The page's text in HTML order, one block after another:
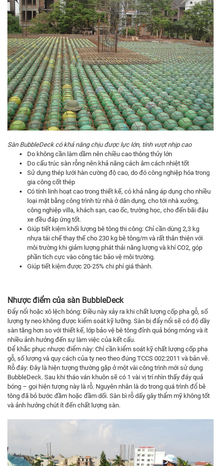
Sàn BubbleDeck có khả năng chịu được lực lớn, tính vượt nhịp cao
Do không cần làm dầm nên chiều cao thông thủy lớn
Do cấu trúc sàn rỗng nên khả năng cách âm cách nhiệt tốt
Sử dụng thép lưới hàn cường độ cao, do đó công nghiệp hóa trong
gia công cốt thép
Có tính linh hoạt cao trong thiết kế, có khả năng áp dụng cho nhiều
loại mặt bằng công trình từ nhà ở dân dụng, cho tới nhà xưởng,
công nghiệp villa, khách sạn, cao ốc, trường học, cho đến bãi đậu
xe đều đáp ứng tốt.
Giúp tiết kiệm khối lượng bê tông thi công: Chỉ cần dùng 2,3 kg
nhựa tái chế thay thế cho 230 kg bê tông/m và rất thân thiện với
môi trường khi giảm lượng phát thải năng lượng và khí CO2, góp
phần tích cực vào công tác bảo vệ môi trường.
Giúp tiết kiệm được 20-25% chi phí giá thành.
Nhược điểm của sàn BubbleDeck
Đẩy nổi hoặc xô lệch bóng: Điều này xảy ra khi chất lượng cốp pha gỗ, số
lượng ty neo không được kiểm soát kỹ lưỡng. Sàn bị đẩy nổi sẽ có độ dầy
sàn tăng hơn so với thiết kế, lớp bảo vệ bê tông đỉnh quả bóng mỏng và ít
nhiều ảnh hưởng đến sự làm việc của kết cấu.
Để khắc phục nhược điểm này: Chỉ cần kiểm soát kỹ chất lượng cốp pha
gỗ, số lượng và quy cách của ty neo theo đúng TCCS 002:2011 và bản vẽ.
Rỗ đáy: Đây là hiện tượng thường gặp ở một vài công trình mới sử dụng
BubbleDeck. Sau khi tháo ván khuôn sẽ có 1 vài vị trí nhìn thấy đáy quả
bóng – gọi hiện tượng này là rỗ. Nguyên nhân là do trong quá trình đổ bê
tông đã bỏ bước đầm hoặc đầm dối. Sàn bì rỗ dấy gây thẩm mỹ không tốt
và ảnh hưởng chút ít đến chất lượng sàn.